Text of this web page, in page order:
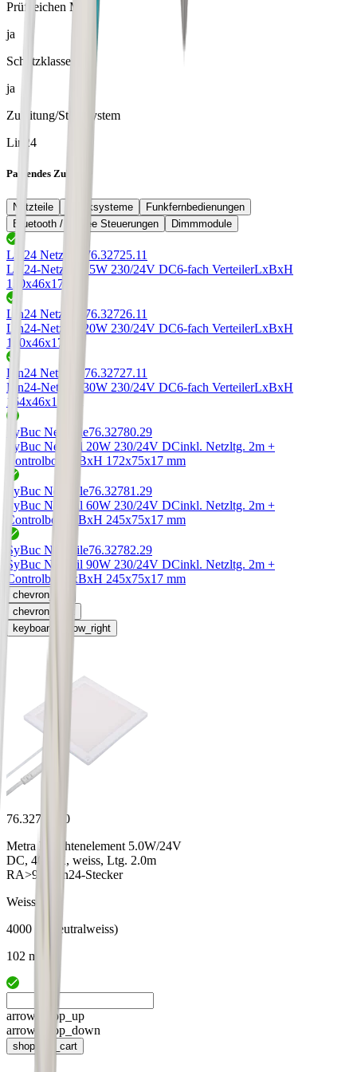
Prüfzeichen MM
ja
Schutzklasse III
ja
Zuleitung/Stecksystem
Lin24
Passendes Zubehör
Netzteile Stecksysteme
Funkfernbedienungen
Bluetooth / Zigbee Steuerungen
Dimmmodule
Lin24 Netzteile
76.32725.11
Lin24-Netzteil 15W 230/24V DC6-fach VerteilerLxBxH
130x46x17mm
Lin24 Netzteile
76.32726.11
Lin24-Netzteil 20W 230/24V DC6-fach VerteilerLxBxH
130x46x17mm
Lin24 Netzteile 76.32727.11
Lin24-Netzteil 30W 230/24V DC6-fach VerteilerLxBxH
164x46x19mm
SyBuc Netzteile76.32780.29
SyBuc Netzteil 20W 230/24V DCinkl. Netzltg. 2m +
Controlbox
LxBxH 172x75x17 mm
SyBuc Netzteile76.32781.29
SyBuc Netzteil 60W 230/24V DCinkl. Netzltg. 2m +
Controlbox
LxBxH 245x75x17 mm
SyBuc Netzteile76.32782.29
SyBuc Netzteil 90W 230/24V DCinkl. Netzltg. 2m +
Controlbox
LxBxH 245x75x17 mm
chevron_left
chevron_right
keyboard_arrow_right
76.32712.40
Metra Leuchtenelement 5.0W/24V
DC, 4000K, weiss, Ltg. 2.0m
RA>90, Lin24-Stecker
Weiss
4000 K (neutralweiss)
102 mm
arrow_drop_up
arrow_drop_down
shopping_cart